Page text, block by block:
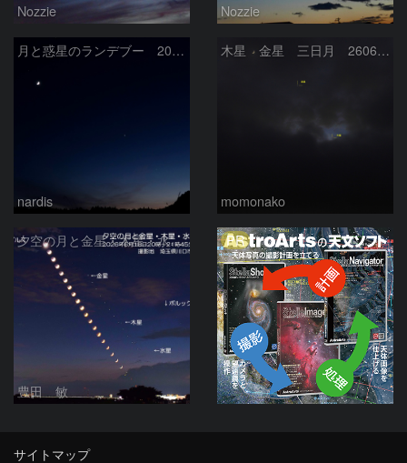
Nozzie Nozzie
月と惑星のランデブー 2026/06/19
nardis
木星 金星 三日月 260618
momonako
夕空の月と金星・木星・水星の接近 2026/6/18
豊田 敏
PR
サイトマップ